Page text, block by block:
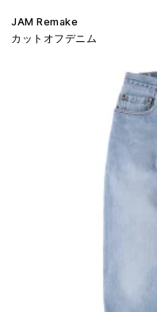
JAM Remake
カットオフデニム